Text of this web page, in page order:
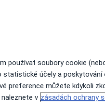
používat soubory cookie
účely a poskytování
preference můžete kdykoli
v zásadách ochrany